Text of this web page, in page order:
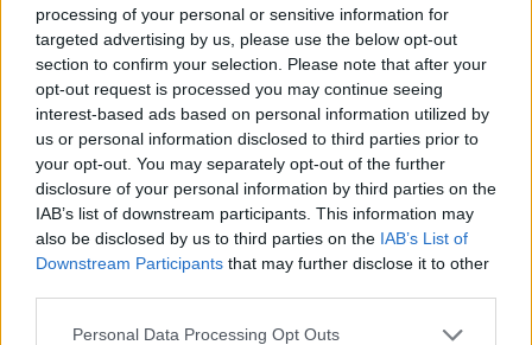
processing of your personal or sensitive information for
targeted advertising by us, please use the below opt-out
section to confirm your selection. Please note that after your
opt-out request is processed you may continue seeing
interest-based ads based on personal information utilized by
us or personal information disclosed to third parties prior to
your opt-out. You may separately opt-out of the further
disclosure of your personal information by third parties on the
IAB’s list of downstream participants. This information may
also be disclosed by us to third parties on the IAB’s List of
Downstream Participants that may further disclose it to other
Please note that this website/app uses one or more Google
Personal Data Processing Opt Outs
Υπόθεση Marfin: Προθεσμία έλαβε για την
απολογία της η 46χρονη κατηγορούμενη
7/08/2026 - 12:30μμ